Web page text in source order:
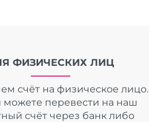
ФИЗИЧЕСКИХ ЛИЦ
счёт на физическое лицо.
можете перевести на наш
счёт через банк либо